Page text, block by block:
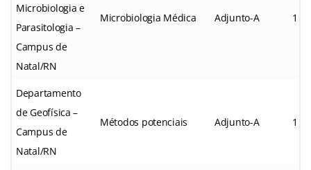
Microbiologia e
Parasitologia –
Campus de
Natal/RN
Microbiologia Médica Adjunto-A 1
Departamento
de Geofísica –
Campus de
Natal/RN
Métodos potenciais Adjunto-A 1